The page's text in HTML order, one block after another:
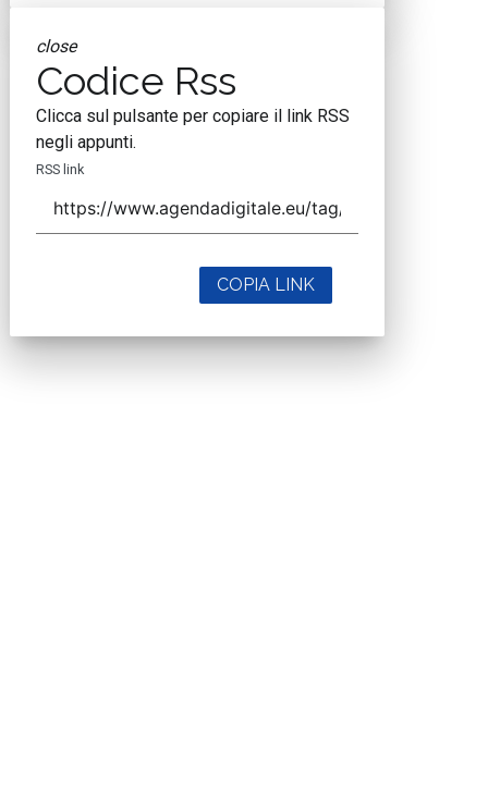
close
Codice Rss
Clicca sul pulsante per copiare il link RSS
negli appunti.
RSS link
COPIA LINK